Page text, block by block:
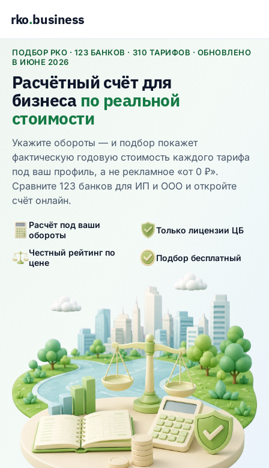
rko.business
ПОДБОР РКО · 123 БАНКОВ · 310 ТАРИФОВ · ОБНОВЛЕНО
В ИЮНЕ 2026
Расчётный счёт для
бизнеса по реальной
стоимости
Укажите обороты — и подбор покажет
фактическую годовую стоимость каждого тарифа
под ваш профиль, а не рекламное «от 0 ₽».
Сравните 123 банков для ИП и ООО и откройте
счёт онлайн.
Расчёт под ваши
обороты
Только лицензии ЦБ
Честный рейтинг по
цене
Подбор бесплатный